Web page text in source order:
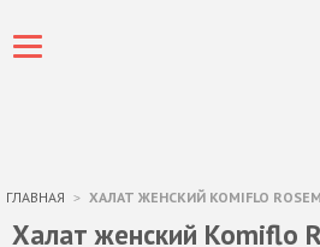
ГЛАВНАЯ ХАЛАТ ЖЕНСКИЙ KOMIFLO
Халат женский Komiflo